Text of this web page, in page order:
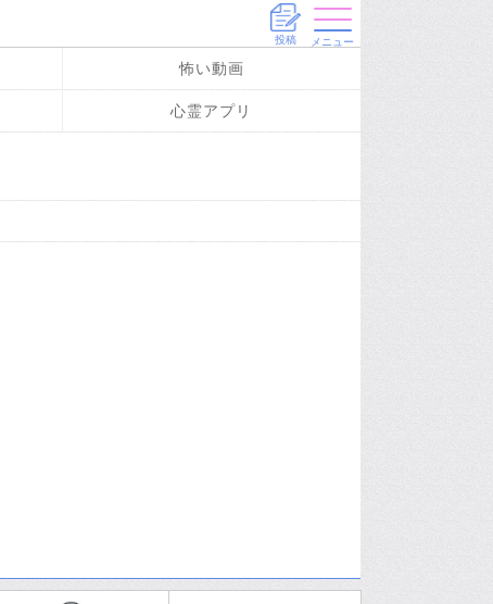
投稿 メニュー
怖い動画
心霊アプリ